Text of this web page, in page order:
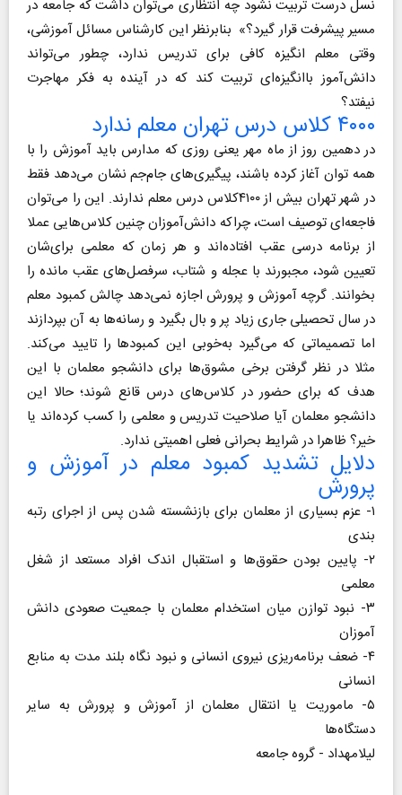
نسل درست تربیت نشود چه انتظاری می‌توان داشت که جامعه در
مسیر پیشرفت قرار گیرد؟» بنابرنظر این کارشناس مسائل آموزشی،
وقتی معلم انگیزه کافی برای تدریس ندارد، چطور می‌تواند
دانش‌آموز باانگیزه‌ای تربیت کند که در آینده به فکر مهاجرت
نیفتد؟
۴۰۰۰ کلاس درس تهران معلم ندارد
در دهمین روز از ماه مهر یعنی روزی که مدارس باید آموزش را با
همه توان آغاز کرده باشند، پیگیری‌های جام‌جم نشان می‌دهد فقط
در شهر تهران بیش از ۴۱۰۰کلاس درس معلم ندارند. این را می‌توان
فاجعه‌ای توصیف است، چراکه دانش‌آموزان چنین کلاس‌هایی عملا
از برنامه درسی عقب افتاده‌اند و هر زمان که معلمی برای‌شان
تعیین شود، مجبورند با عجله و شتاب، سرفصل‌های عقب مانده را
بخوانند. گرچه آموزش و پرورش اجازه نمی‌دهد چالش کمبود معلم
در سال تحصیلی جاری زیاد پر و بال بگیرد و رسانه‌ها به آن بپردازند
اما تصمیماتی که می‌گیرد به‌خوبی این کمبودها را تایید می‌کند.
مثلا در نظر گرفتن برخی مشوق‌ها برای دانشجو معلمان با این
هدف که برای حضور در کلاس‌های درس قانع شوند؛ حالا این
دانشجو معلمان آیا صلاحیت تدریس و معلمی را کسب کرده‌اند یا
خیر؟ ظاهرا در شرایط بحرانی فعلی اهمیتی ندارد.
دلایل تشدید کمبود معلم در آموزش و
پرورش
۱- عزم بسیاری از معلمان برای بازنشسته شدن پس از اجرای رتبه
بندی
۲- پایین بودن حقوق‌ها و استقبال اندک افراد مستعد از شغل
معلمی
۳- نبود توازن میان استخدام معلمان با جمعیت صعودی دانش
آموزان
۴- ضعف برنامه‌ریزی نیروی انسانی و نبود نگاه بلند مدت به منابع
انسانی
۵- ماموریت یا انتقال معلمان از آموزش و پرورش به سایر
دستگاه‌ها ​​​​​​​
لیلامهداد - گروه جامعه